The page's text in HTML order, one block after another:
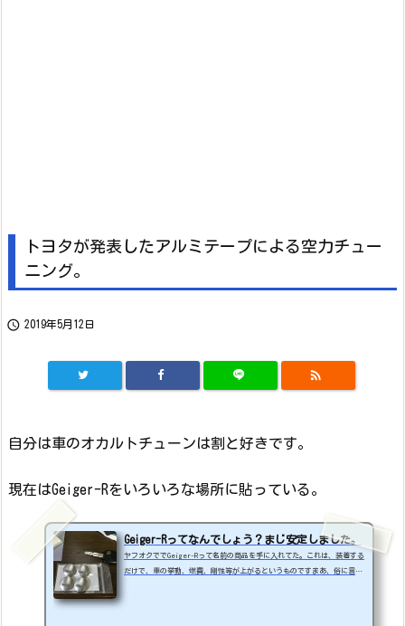
トヨタが発表したアルミテープによる空力チュー
ニング。
 2019年5月12日

自分は車のオカルトチューンは割と好きです。
現在はGeiger-Rをいろいろな場所に貼っている。
Geiger-Rってなんでしょう？まじ安定しました。
ヤフオクででGeiger-Rって名前の商品を手に入れてた。これは、装着する
だけで、車の挙動、燃費、剛性等が上がるというものですまあ、俗に言う